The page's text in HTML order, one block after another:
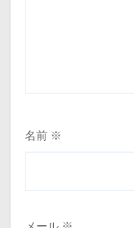
名前 ※